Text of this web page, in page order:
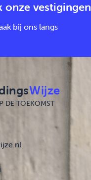
onze vestigingen
bij ons langs
Wijze
DE TOEKOMST